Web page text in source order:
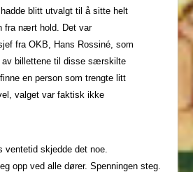
blitt utvalgt til å sitte helt
fra nært hold. Det var
fra OKB, Hans Rossiné, som
av billettene til disse særskilte
en person som trengte litt
valget var faktisk ikke
ventetid skjedde det noe.
opp ved alle dører. Spenningen steg.